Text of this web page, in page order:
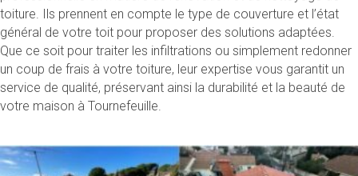
toiture. Ils prennent en compte le type de couverture et l’état
général de votre toit pour proposer des solutions adaptées.
Que ce soit pour traiter les infiltrations ou simplement redonner
un coup de frais à votre toiture, leur expertise vous garantit un
service de qualité, préservant ainsi la durabilité et la beauté de
votre maison à Tournefeuille.